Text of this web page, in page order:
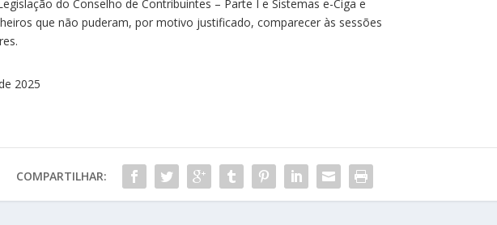
do Conselho de Contribuintes – Parte I e Sistemas e-Ciga e
que não puderam, por motivo justificado, comparecer às sessões
2025
COMPARTILHAR: